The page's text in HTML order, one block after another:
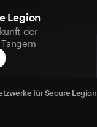
Legion
der
für Secure Legion